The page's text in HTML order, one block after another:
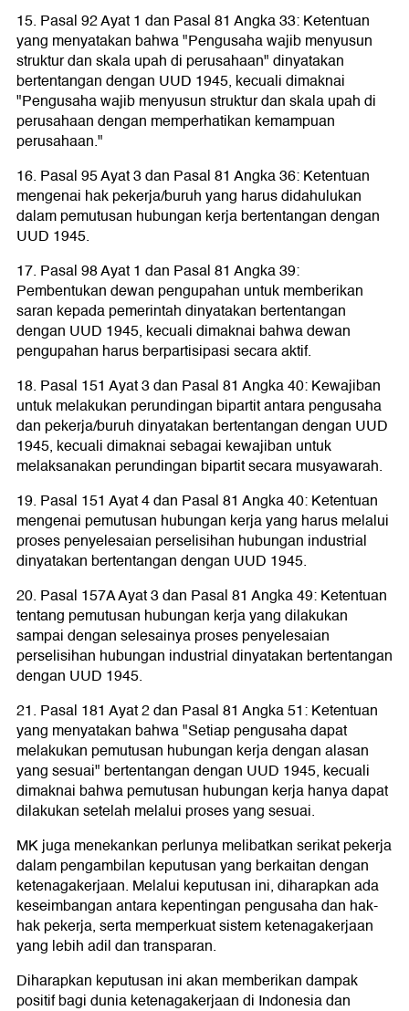
15. Pasal 92 Ayat 1 dan Pasal 81 Angka 33: Ketentuan
yang menyatakan bahwa "Pengusaha wajib menyusun
struktur dan skala upah di perusahaan" dinyatakan
bertentangan dengan UUD 1945, kecuali dimaknai
"Pengusaha wajib menyusun struktur dan skala upah di
perusahaan dengan memperhatikan kemampuan
perusahaan."
16. Pasal 95 Ayat 3 dan Pasal 81 Angka 36: Ketentuan
mengenai hak pekerja/buruh yang harus didahulukan
dalam pemutusan hubungan kerja bertentangan dengan
UUD 1945.
17. Pasal 98 Ayat 1 dan Pasal 81 Angka 39:
Pembentukan dewan pengupahan untuk memberikan
saran kepada pemerintah dinyatakan bertentangan
dengan UUD 1945, kecuali dimaknai bahwa dewan
pengupahan harus berpartisipasi secara aktif.
18. Pasal 151 Ayat 3 dan Pasal 81 Angka 40: Kewajiban
untuk melakukan perundingan bipartit antara pengusaha
dan pekerja/buruh dinyatakan bertentangan dengan UUD
1945, kecuali dimaknai sebagai kewajiban untuk
melaksanakan perundingan bipartit secara musyawarah.
19. Pasal 151 Ayat 4 dan Pasal 81 Angka 40: Ketentuan
mengenai pemutusan hubungan kerja yang harus melalui
proses penyelesaian perselisihan hubungan industrial
dinyatakan bertentangan dengan UUD 1945.
20. Pasal 157A Ayat 3 dan Pasal 81 Angka 49: Ketentuan
tentang pemutusan hubungan kerja yang dilakukan
sampai dengan selesainya proses penyelesaian
perselisihan hubungan industrial dinyatakan bertentangan
dengan UUD 1945.
21. Pasal 181 Ayat 2 dan Pasal 81 Angka 51: Ketentuan
yang menyatakan bahwa "Setiap pengusaha dapat
melakukan pemutusan hubungan kerja dengan alasan
yang sesuai" bertentangan dengan UUD 1945, kecuali
dimaknai bahwa pemutusan hubungan kerja hanya dapat
dilakukan setelah melalui proses yang sesuai.
MK juga menekankan perlunya melibatkan serikat pekerja
dalam pengambilan keputusan yang berkaitan dengan
ketenagakerjaan. Melalui keputusan ini, diharapkan ada
keseimbangan antara kepentingan pengusaha dan hak-
hak pekerja, serta memperkuat sistem ketenagakerjaan
yang lebih adil dan transparan.
Diharapkan keputusan ini akan memberikan dampak
positif bagi dunia ketenagakerjaan di Indonesia dan